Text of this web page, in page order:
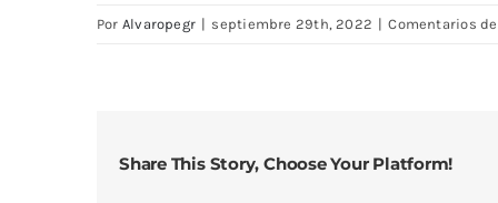
Por Alvaropegr | septiembre 29th, 2022 | Comentarios
Share This Story, Choose Your Platform!